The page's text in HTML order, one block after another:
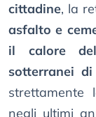
cittadine, la
asfalto e
il calore
sotterranei
strettamente
negli ultimi